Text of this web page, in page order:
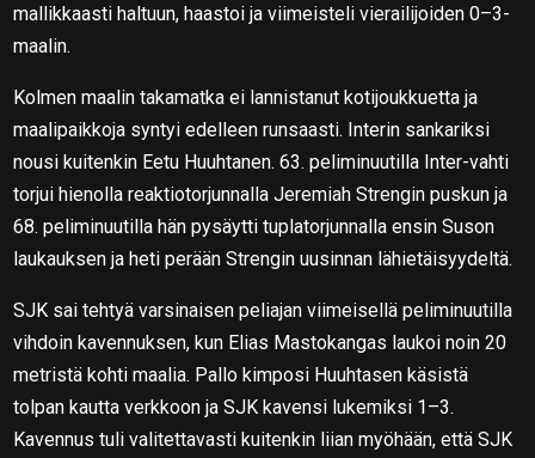
mallikkaasti haltuun, haastoi ja viimeisteli vierailijoiden 0–3-
maalin.
Kolmen maalin takamatka ei lannistanut kotijoukkuetta ja
maalipaikkoja syntyi edelleen runsaasti. Interin sankariksi
nousi kuitenkin Eetu Huuhtanen. 63. peliminuutilla Inter-vahti
torjui hienolla reaktiotorjunnalla Jeremiah Strengin puskun ja
68. peliminuutilla hän pysäytti tuplatorjunnalla ensin Suson
laukauksen ja heti perään Strengin uusinnan lähietäisyydeltä.
SJK sai tehtyä varsinaisen peliajan viimeisellä peliminuutilla
vihdoin kavennuksen, kun Elias Mastokangas laukoi noin 20
metristä kohti maalia. Pallo kimposi Huuhtasen käsistä
tolpan kautta verkkoon ja SJK kavensi lukemiksi 1–3.
Kavennus tuli valitettavasti kuitenkin liian myöhään, että SJK